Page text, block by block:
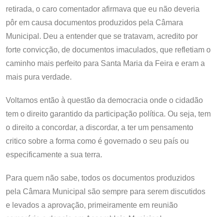
retirada, o caro comentador afirmava que eu não deveria
pôr em causa documentos produzidos pela Câmara
Municipal. Deu a entender que se tratavam, acredito por
forte convicção, de documentos imaculados, que refletiam o
caminho mais perfeito para Santa Maria da Feira e eram a
mais pura verdade.
Voltamos então à questão da democracia onde o cidadão
tem o direito garantido da participação política. Ou seja, tem
o direito a concordar, a discordar, a ter um pensamento
critico sobre a forma como é governado o seu país ou
especificamente a sua terra.
Para quem não sabe, todos os documentos produzidos
pela Câmara Municipal são sempre para serem discutidos
e levados a aprovação, primeiramente em reunião